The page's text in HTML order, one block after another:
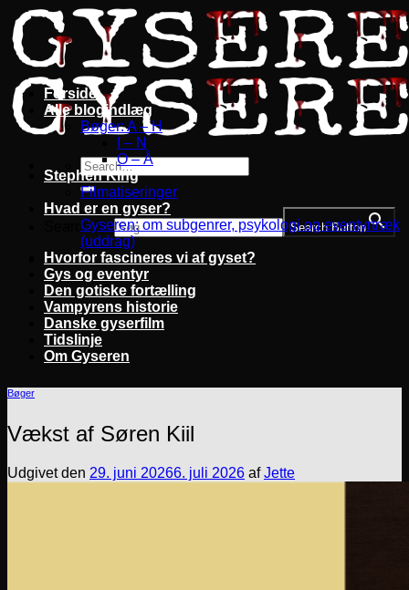
Fortsæt
til
indhold
Search for: Search Button
Forside
Alle blogindlæg
Bøger: A – H
I – N
O – Å
Stephen King
Filmatiseringer
Hvad er en gyser?
Gyseren: om subgenrer, psykologi og eventyrtræk
(uddrag)
Hvorfor fascineres vi af gyset?
Gys og eventyr
Den gotiske fortælling
Vampyrens historie
Danske gyserfilm
Tidslinje
Om Gyseren
Bøger
Vækst af Søren Kiil
Udgivet den 29. juni 20266. juli 2026 afJette